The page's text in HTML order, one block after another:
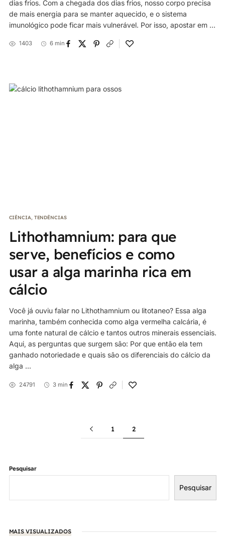
dias frios. Com a chegada dos dias frios, nosso corpo precisa
de mais energia para se manter aquecido, e o sistema
imunológico pode ficar mais vulnerável. Por isso, apostar em ...
1403 6 min
CIÊNCIA TENDÊNCIAS
Lithothamnium: para que
serve, benefícios e como
usar a alga marinha rica em
cálcio
Você já ouviu falar no Lithothamnium ou litotaneo? Essa alga
marinha, também conhecida como alga vermelha calcária, é
uma fonte natural de cálcio e tantos outros minerais essenciais.
Aqui, as perguntas que surgem são: Por que então ela tem
ganhado notoriedade e quais são os diferenciais do cálcio da
alga ...
24791 3 min
1 2
Pesquisar
Pesquisar
MAIS VISUALIZADOS